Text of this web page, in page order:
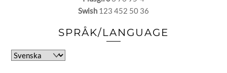
Swish 123 452 50 36
SPRÅK/LANGUAGE
Välj